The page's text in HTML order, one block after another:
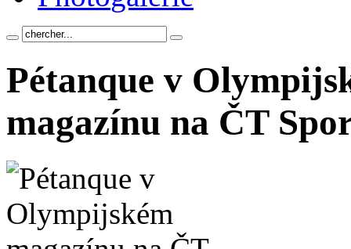
Pétanque v
magazínu na ČT